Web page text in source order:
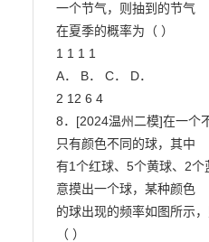
一个节气，则抽到的节气
在夏季的概率为（ ）
1 1 1 1
A． B． C． D．
2 12 6 4
8．[2024温州二模]在一个
只有颜色不同的球，其中
有1个红球、5个黄球、2
意摸出一个球，某种颜色
的球出现的频率如图所示
（ ）